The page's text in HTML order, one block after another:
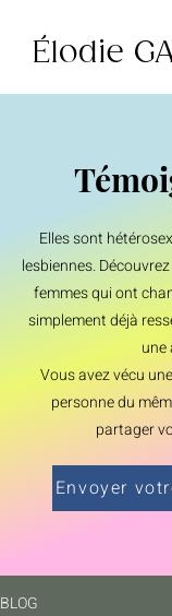
Élodie
Elles sont
lesbiennes.
femmes qui ont
simplement déjà
une
Vous avez vécu
personne du
partager
Envoyer
BLOG